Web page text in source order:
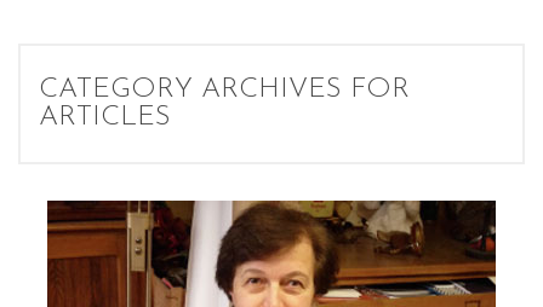
CATEGORY ARCHIVES FOR
ARTICLES